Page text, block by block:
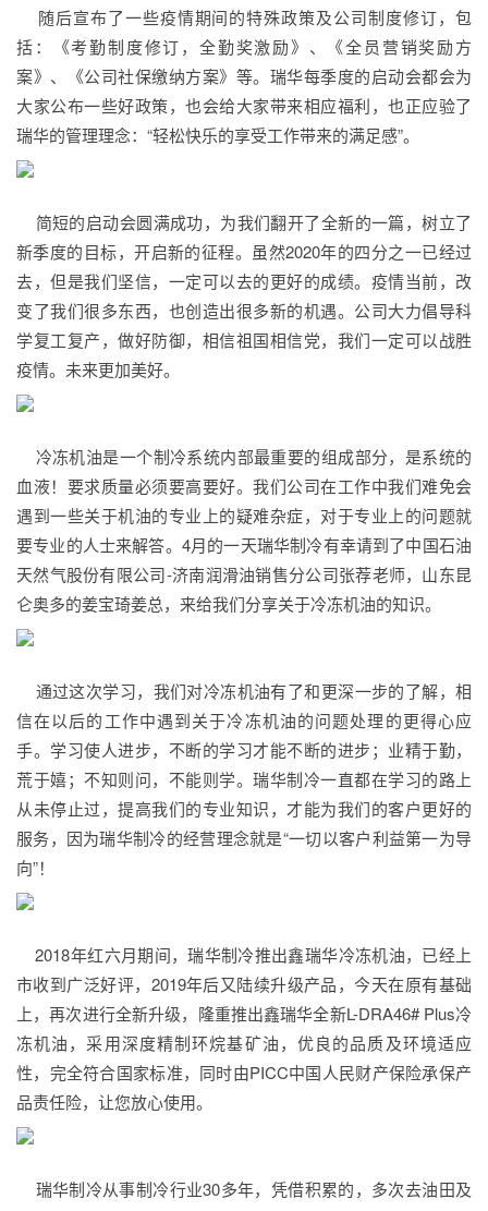
随后宣布了一些疫情期间的特殊政策及公司制度修订，包
括：《考勤制度修订，全勤奖激励》、《全员营销奖励方
案》、《公司社保缴纳方案》等。瑞华每季度的启动会都会为
大家公布一些好政策，也会给大家带来相应福利，也正应验了
瑞华的管理理念：“轻松快乐的享受工作带来的满足感”。
简短的启动会圆满成功，为我们翻开了全新的一篇，树立了
新季度的目标，开启新的征程。虽然2020年的四分之一已经过
去，但是我们坚信，一定可以去的更好的成绩。疫情当前，改
变了我们很多东西，也创造出很多新的机遇。公司大力倡导科
学复工复产，做好防御，相信祖国相信党，我们一定可以战胜
疫情。未来更加美好。
冷冻机油是一个制冷系统内部最重要的组成部分，是系统的
血液！要求质量必须要高要好。我们公司在工作中我们难免会
遇到一些关于机油的专业上的疑难杂症，对于专业上的问题就
要专业的人士来解答。4月的一天瑞华制冷有幸请到了中国石油
天然气股份有限公司-济南润滑油销售分公司张荐老师，山东昆
仑奥多的姜宝琦姜总，来给我们分享关于冷冻机油的知识。
通过这次学习，我们对冷冻机油有了和更深一步的了解，相
信在以后的工作中遇到关于冷冻机油的问题处理的更得心应
手。学习使人进步，不断的学习才能不断的进步；业精于勤，
荒于嬉；不知则问，不能则学。瑞华制冷一直都在学习的路上
从未停止过，提高我们的专业知识，才能为我们的客户更好的
服务，因为瑞华制冷的经营理念就是“一切以客户利益第一为导
向”！
2018年红六月期间，瑞华制冷推出鑫瑞华冷冻机油，已经上
市收到广泛好评，2019年后又陆续升级产品，今天在原有基础
上，再次进行全新升级，隆重推出鑫瑞华全新L-DRA46# Plus冷
冻机油，采用深度精制环烷基矿油，优良的品质及环境适应
性，完全符合国家标准，同时由PICC中国人民财产保险承保产
品责任险，让您放心使用。
瑞华制冷从事制冷行业30多年，凭借积累的，多次去油田及